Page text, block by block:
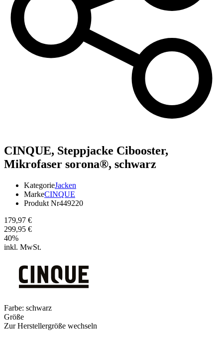
CINQUE, Steppjacke Cibooster,
Mikrofaser sorona®, schwarz
KategorieJacken
MarkeCINQUE
Produkt Nr449220
179,97 €
299,95 €
40%
inkl. MwSt.
Farbe: schwarz
Größe
Zur Herstellergröße wechseln